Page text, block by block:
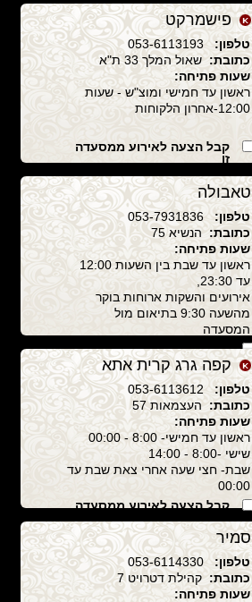
פישמרקט
טלפון:053-6113193
כתובת: שאול המלך 33 ת"א
שעות פתיחה:
ראשון עד חמישי ומוצ"ש - שעות
12:00-אחרון הלקוחות
קבל הצעה לאירוע ממסעדה
זו
טאבולה
טלפון:053-7931836
כתובת: הנשיא 75
שעות פתיחה:
ראשון עד שבת בין השעות 12:00
עד 23:30,
אירועים והשקות ארוחות בוקר
מהשעה 9:30 בתיאום מול
המסעדה
קבל הצעה לאירוע ממסעדה
זו
קפה גרג קרית אתא
טלפון:053-6113612
כתובת: העצמאות 57
שעות פתיחה:
ראשון עד חמישי- 8:00 - 00:00
שישי -8:00 - 14:00
שבת- חצי שעה אחרי צאת שבת עד
00:00
קבל הצעה לאירוע ממסעדה
סמיר
טלפון:053-6114330
כתובת: קהילת דטרויט 7
שעות פתיחה: